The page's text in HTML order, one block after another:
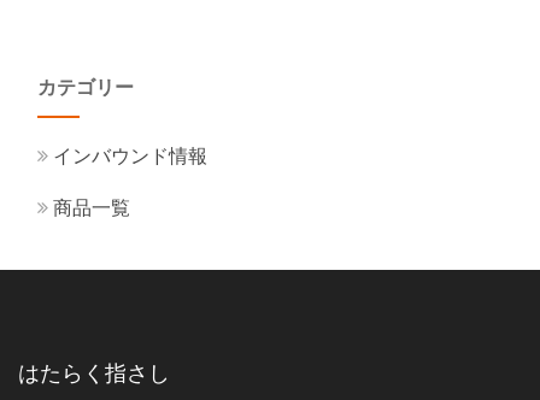
カテゴリー
インバウンド情報
商品一覧
はたらく指さし